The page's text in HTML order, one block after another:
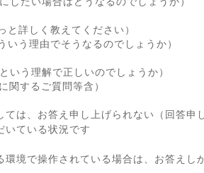
と詳しく教えてください）
いう理由でそうなるのでしょうか）
いう理解で正しいのでしょうか）
関するご質問等含）
ては、お答え申し上げられない（回答
いている状況です
境で操作されている場合は、お答えし